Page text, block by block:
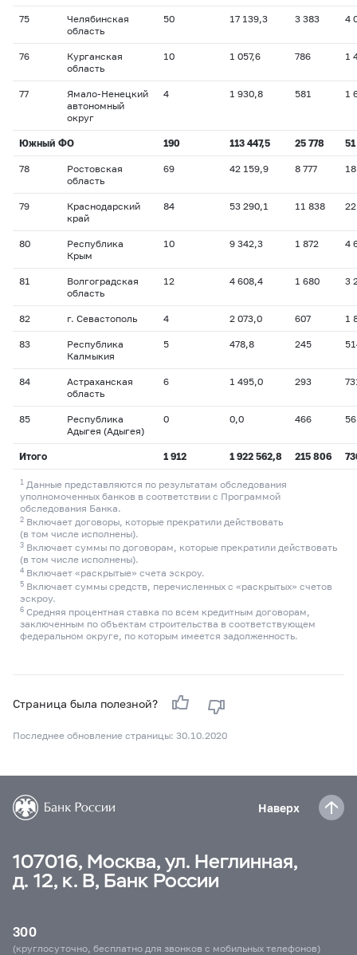
75
Челябинская
область
50 17 139,3 3 383 4
76
Курганская
область
10 1 057,6 786 1
77
Ямало-Ненецкий
автономный
округ
4 1 930,8 581 1
Южный ФО 190 113 447,5 25 778
78
Ростовская
область
69 42 159,9 8 777
79
Краснодарский
край
84 53 290,1 11 838
80
Республика
Крым
10 9 342,3 1 872 4
81
Волгоградская
область
12 4 608,4 1 680 3
82 г. Севастополь 4 2 073,0 607 1
83
Республика
Калмыкия
5 478,8 245
84
Астраханская
область
6 1 495,0 293
85
Республика
Адыгея (Адыгея)
0 0,0 466
Итого 1 912 1 922 562,8 215 806
1 Данные представляются по результатам обследования
уполномоченных банков в соответствии с Программой
обследования Банка.
2 Включает договоры, которые прекратили действовать
(в том числе исполнены).
3 Включает суммы по договорам, которые прекратили действовать
(в том числе исполнены).
4 Включает «раскрытые» счета эскроу.
5 Включает суммы средств, перечисленных с «раскрытых» счетов
эскроу.
6 Средняя процентная ставка по всем кредитным договорам,
заключенным по объектам строительства в соответствующем
федеральном округе, по которым имеется задолженность.
Страница была полезной?
Последнее обновление страницы: 30.10.2020
Наверх
107016, Москва, ул. Неглинная,
д. 12, к. В, Банк России
300
(круглосуточно, бесплатно для звонков с мобильных телефонов)